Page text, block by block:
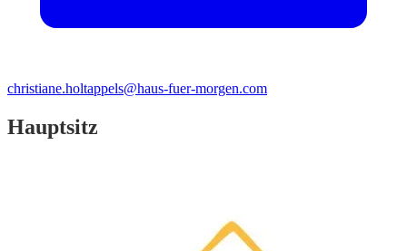
christiane.holtappels@haus-fuer-morgen.com
Hauptsitz